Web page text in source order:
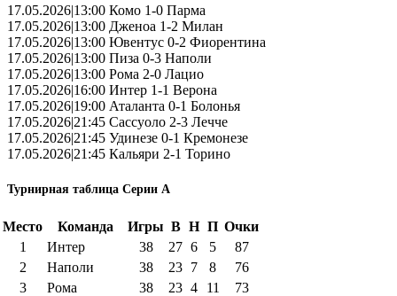
17.05.2026|13:00 Комо 1-0 Парма
17.05.2026|13:00 Дженоа 1-2 Милан
17.05.2026|13:00 Ювентус 0-2 Фиорентина
17.05.2026|13:00 Пиза 0-3 Наполи
17.05.2026|13:00 Рома 2-0 Лацио
17.05.2026|16:00 Интер 1-1 Верона
17.05.2026|19:00 Аталанта 0-1 Болонья
17.05.2026|21:45 Сассуоло 2-3 Лечче
17.05.2026|21:45 Удинезе 0-1 Кремонезе
17.05.2026|21:45 Кальяри 2-1 Торино
Турнирная таблица Серии А
Место Команда Игры В Н П Очки
1
Интер 38 27 6 5
87
2
Наполи 38 23 7 8
76
3
Рома 38 23 4 11
73